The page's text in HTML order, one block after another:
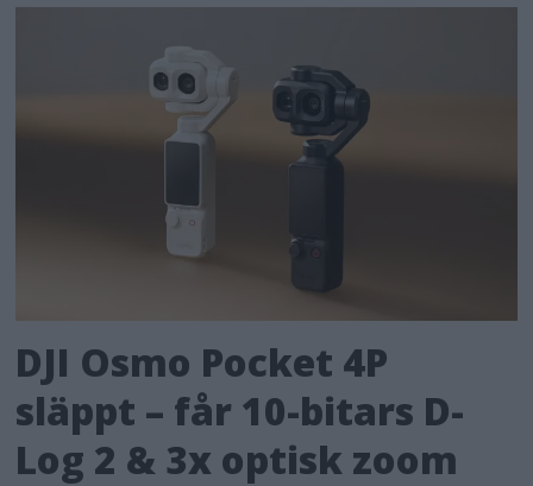
DJI Osmo Pocket 4P
släppt – får 10-bitars D-
Log 2 & 3x optisk zoom